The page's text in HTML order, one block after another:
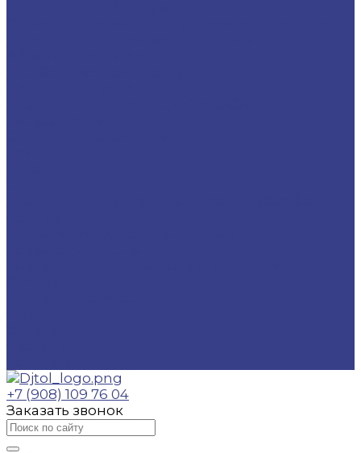
+7 (908) 109 76 04
Заказать звонок